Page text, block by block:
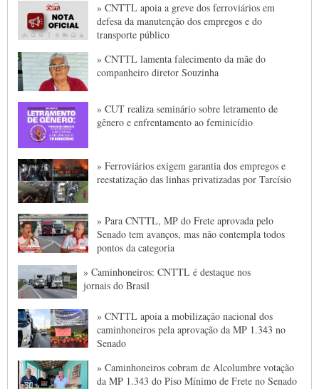
» CNTTL apoia a greve dos ferroviários em
defesa da manutenção dos empregos e do
transporte público
» CNTTL lamenta falecimento da mãe do
companheiro diretor Souzinha
» CUT realiza seminário sobre letramento de
gênero e enfrentamento ao feminicídio
» Ferroviários exigem garantia dos empregos e
reestatização das linhas privatizadas por Tarcísio
» Para CNTTL, MP do Frete aprovada pelo
Senado tem avanços, mas não contempla todos
pontos da categoria
» Caminhoneiros: CNTTL é destaque nos
jornais do Brasil
» CNTTL apoia a mobilização nacional dos
caminhoneiros pela aprovação da MP 1.343 no
Senado
» Caminhoneiros cobram de Alcolumbre votação
da MP 1.343 do Piso Mínimo de Frete no Senado